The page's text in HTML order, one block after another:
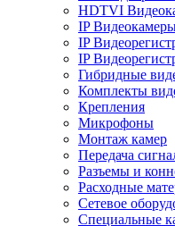
HDTVI
IP
IP
IP
Гибридные
Комплекты
Крепления
Микрофоны
Монтаж камер
Передача
Разъемы и
Расходные
Сетевое
Специальные